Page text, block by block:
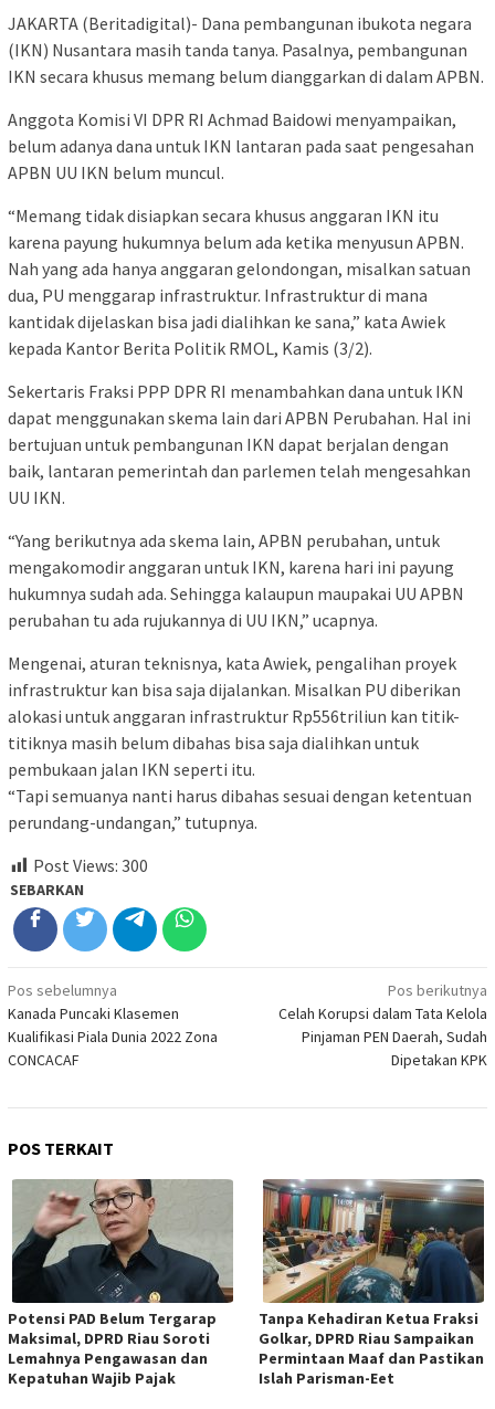
JAKARTA (Beritadigital)- Dana pembangunan ibukota negara
(IKN) Nusantara masih tanda tanya. Pasalnya, pembangunan
IKN secara khusus memang belum dianggarkan di dalam APBN.
Anggota Komisi VI DPR RI Achmad Baidowi menyampaikan,
belum adanya dana untuk IKN lantaran pada saat pengesahan
APBN UU IKN belum muncul.
“Memang tidak disiapkan secara khusus anggaran IKN itu
karena payung hukumnya belum ada ketika menyusun APBN.
Nah yang ada hanya anggaran gelondongan, misalkan satuan
dua, PU menggarap infrastruktur. Infrastruktur di mana
kantidak dijelaskan bisa jadi dialihkan ke sana,” kata Awiek
kepada Kantor Berita Politik RMOL, Kamis (3/2).
Sekertaris Fraksi PPP DPR RI menambahkan dana untuk IKN
dapat menggunakan skema lain dari APBN Perubahan. Hal ini
bertujuan untuk pembangunan IKN dapat berjalan dengan
baik, lantaran pemerintah dan parlemen telah mengesahkan
UU IKN.
“Yang berikutnya ada skema lain, APBN perubahan, untuk
mengakomodir anggaran untuk IKN, karena hari ini payung
hukumnya sudah ada. Sehingga kalaupun maupakai UU APBN
perubahan tu ada rujukannya di UU IKN,” ucapnya.
Mengenai, aturan teknisnya, kata Awiek, pengalihan proyek
infrastruktur kan bisa saja dijalankan. Misalkan PU diberikan
alokasi untuk anggaran infrastruktur Rp556triliun kan titik-
titiknya masih belum dibahas bisa saja dialihkan untuk
pembukaan jalan IKN seperti itu.
“Tapi semuanya nanti harus dibahas sesuai dengan ketentuan
perundang-undangan,” tutupnya.
Post Views: 300
SEBARKAN
Navigasi
pos
Pos sebelumnya
Kanada Puncaki Klasemen
Kualifikasi Piala Dunia 2022 Zona
CONCACAF
Pos berikutnya
Celah Korupsi dalam Tata Kelola
Pinjaman PEN Daerah, Sudah
Dipetakan KPK
POS TERKAIT
Potensi PAD Belum Tergarap
Maksimal, DPRD Riau Soroti
Lemahnya Pengawasan dan
Kepatuhan Wajib Pajak
Tanpa Kehadiran Ketua Fraksi
Golkar, DPRD Riau Sampaikan
Permintaan Maaf dan Pastikan
Islah Parisman-Eet